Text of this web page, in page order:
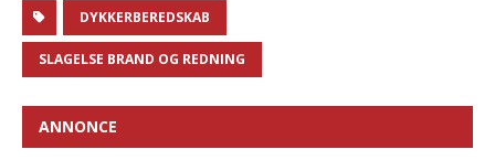
DYKKERBEREDSKAB
SLAGELSE BRAND OG REDNING
ANNONCE